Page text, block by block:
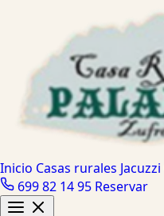
Inicio Casas rurales Jacuzzi
699 82 14 95 Reservar